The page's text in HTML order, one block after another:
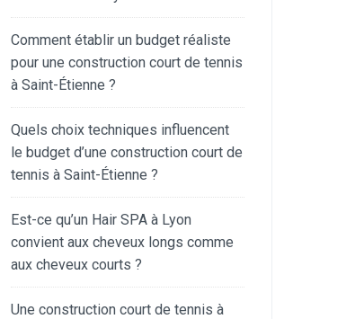
Comment établir un budget réaliste
pour une construction court de tennis
à Saint-Étienne ?
Quels choix techniques influencent
le budget d’une construction court de
tennis à Saint-Étienne ?
Est-ce qu’un Hair SPA à Lyon
convient aux cheveux longs comme
aux cheveux courts ?
Une construction court de tennis à